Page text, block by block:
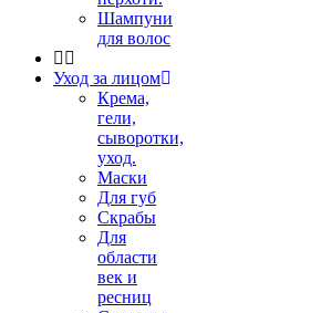
Шампуни
для волос
Уход за лицом
Крема,
гели,
сыворотки,
уход.
Маски
Для губ
Скрабы
Для
области
век и
ресниц